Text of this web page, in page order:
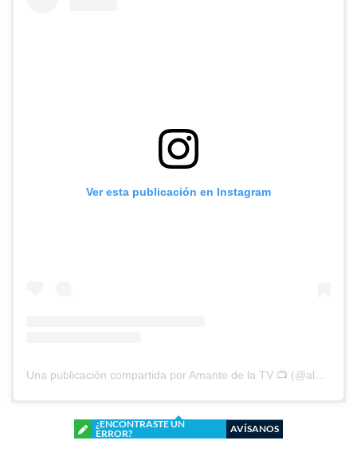
Ver esta publicación en Instagram
Una publicación compartida por Amante de la TV 📺 (@alguien_te_observa)
¿ENCONTRASTE UN
ERROR?
AVÍSANOS